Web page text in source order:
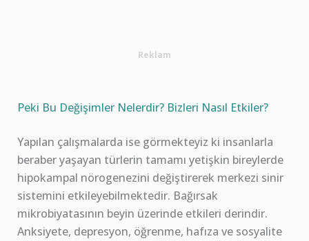
Reklam
Peki Bu Değişimler Nelerdir? Bizleri Nasıl Etkiler?
Yapılan çalışmalarda ise görmekteyiz ki insanlarla
beraber yaşayan türlerin tamamı yetişkin bireylerde
hipokampal nörogenezini değiştirerek merkezi sinir
sistemini etkileyebilmektedir. Bağırsak
mikrobiyatasının beyin üzerinde etkileri derindir.
Anksiyete, depresyon, öğrenme, hafıza ve sosyalite